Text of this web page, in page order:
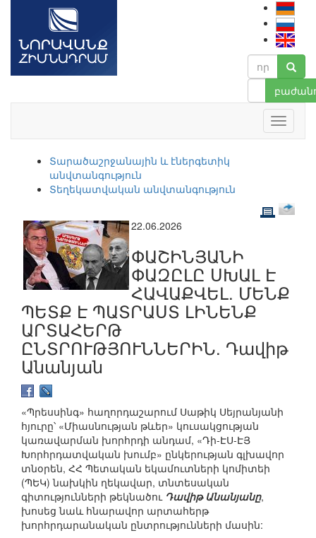
Տարածաշրջանային և էներգետիկ
անվտանգություն
Տեղեկատվական անվտանգություն
22.06.2026
ՓԱՇԻՆՅԱՆԻ
ՓԱԶԸԼԸ ՍԽԱԼ Է
ՀԱՎԱՔՎԵԼ. ՄԵՆՔ
ՊԵՏՔ Է ՊԱՏՐԱՍՏ ԼԻՆԵՆՔ
ԱՐՏԱՀԵՐԹ
ԸՆՏՐՈՒԹՅՈՒՆՆԵՐԻՆ. Դավիթ
Անանյան
«Պրեսսինգ» հաղորդաշարում Սաթիկ Սեյրանյանի
հյուրը՝ «Միասնության թևեր» կուսակցության
կառավարման խորհրդի անդամ, «Դի-ԷՍ-ԷՅ
Խորհրդատվական խումբ» ընկերության գլխավոր
տնօրեն, ՀՀ Պետական եկամուտների կոմիտեի
(ՊԵԿ) նախկին ղեկավար, տնտեսական
գիտությունների թեկնածու Դավիթ Անանյանը,
խոսեց նաև հնարավոր արտահերթ
խորհրդարանական ընտրությունների մասին: